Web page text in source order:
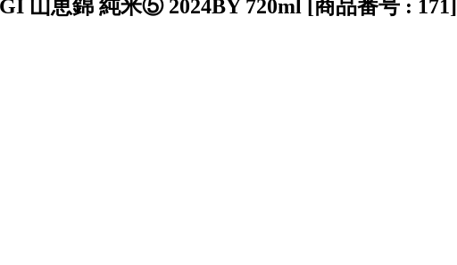
山恵錦 純米⑤ 2024BY 720ml [商品番号 : 171]